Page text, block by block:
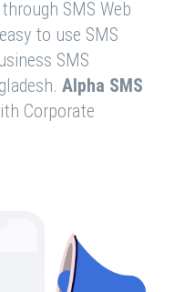
SMS Web
to use SMS
SMS
Alpha SMS
Corporate